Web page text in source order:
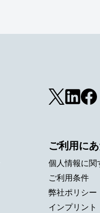
ご利用に
個人情報に関
ご利用条件
弊社ポリシー
インプリント